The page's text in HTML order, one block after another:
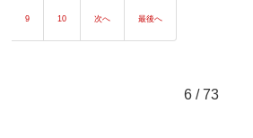
9 10 次へ 最後へ
6 / 73